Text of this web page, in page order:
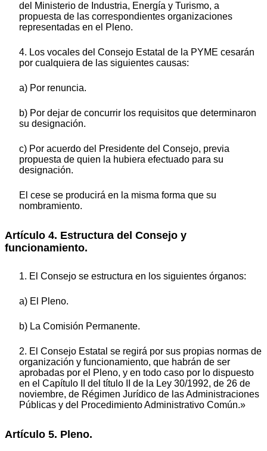
del Ministerio de Industria, Energía y Turismo, a
propuesta de las correspondientes organizaciones
representadas en el Pleno.
4. Los vocales del Consejo Estatal de la PYME cesarán
por cualquiera de las siguientes causas:
a) Por renuncia.
b) Por dejar de concurrir los requisitos que determinaron
su designación.
c) Por acuerdo del Presidente del Consejo, previa
propuesta de quien la hubiera efectuado para su
designación.
El cese se producirá en la misma forma que su
nombramiento.
Artículo 4. Estructura del Consejo y
funcionamiento.
1. El Consejo se estructura en los siguientes órganos:
a) El Pleno.
b) La Comisión Permanente.
2. El Consejo Estatal se regirá por sus propias normas de
organización y funcionamiento, que habrán de ser
aprobadas por el Pleno, y en todo caso por lo dispuesto
en el Capítulo II del título II de la Ley 30/1992, de 26 de
noviembre, de Régimen Jurídico de las Administraciones
Públicas y del Procedimiento Administrativo Común.»
Artículo 5. Pleno.